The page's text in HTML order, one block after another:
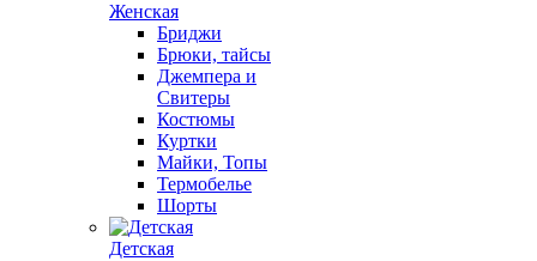
Женская
Бриджи
Брюки, тайсы
Джемпера и
Свитеры
Костюмы
Куртки
Майки, Топы
Термобелье
Шорты
Детская